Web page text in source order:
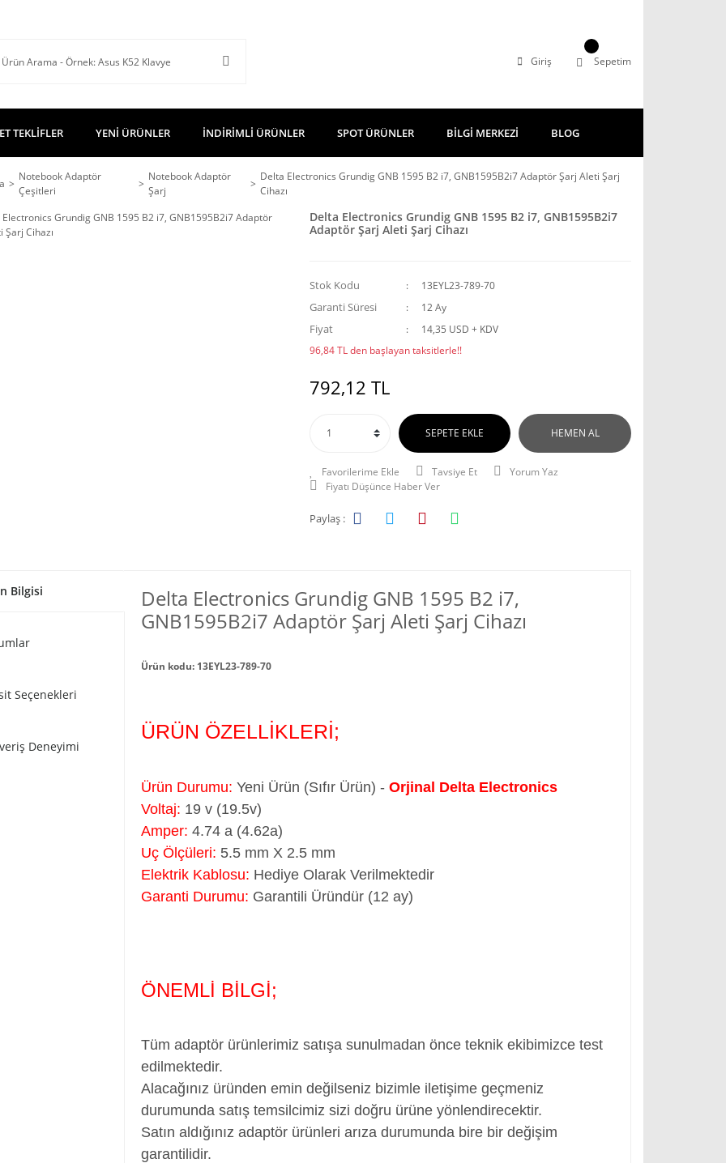
Giriş Sepetim
TEKLİFLER YENİ ÜRÜNLER İNDİRİMLİ ÜRÜNLER SPOT ÜRÜNLER BİLGİ MERKEZİ BLOG
Notebook Adaptör
Çeşitleri
Notebook Adaptör
Şarj
Delta Electronics Grundig GNB 1595 B2 i7, GNB1595B2i7 Adaptör Şarj Aleti Şarj
Cihazı
Delta Electronics Grundig GNB 1595 B2 i7, GNB1595B2i7
Adaptör Şarj Aleti Şarj Cihazı
Stok Kodu 13EYL23-789-70
Garanti Süresi 12 Ay
Fiyat
14,35 USD + KDV
96,84 TL den başlayan taksitlerle!!
792,12 TL
SEPETE EKLE HEMEN AL
Tavsiye Et
Yorum Yaz
Fiyatı Düşünce Haber Ver
Paylaş :
Bilgisi
Seçenekleri
Deneyimi
Delta Electronics Grundig GNB 1595 B2 i7,
GNB1595B2i7 Adaptör Şarj Aleti Şarj Cihazı
Ürün kodu: 13EYL23-789-70
ÜRÜN ÖZELLİKLERİ;
Ürün Durumu: Yeni Ürün (Sıfır Ürün) - Orjinal Delta Electronics
Voltaj: 19 v (19.5v)
Amper: 4.74 a (4.62a)
Uç Ölçüleri: 5.5 mm X 2.5 mm
Elektrik Kablosu: Hediye Olarak Verilmektedir
Garanti Durumu: Garantili Üründür (12 ay)
ÖNEMLİ BİLGİ;
Tüm adaptör ürünlerimiz satışa sunulmadan önce teknik ekibimizce test
edilmektedir.
Alacağınız üründen emin değilseniz bizimle iletişime geçmeniz
durumunda satış temsilcimiz sizi doğru ürüne yönlendirecektir.
Satın aldığınız adaptör ürünleri arıza durumunda bire bir değişim
garantilidir.